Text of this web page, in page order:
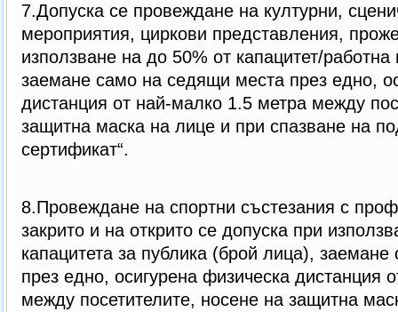
7.Допуска се провеждане на културни,
мероприятия, циркови представления,
използване на до 50% от капацитет/
заемане само на седящи места през едно,
дистанция от най-малко 1.5 метра между
защитна маска на лице и при спазване на
сертификат“.
8.Провеждане на спортни състезания с
закрито и на открито се допуска при
капацитета за публика (брой лица),
през едно, осигурена физическа дистанция
между посетителите, носене на защитна